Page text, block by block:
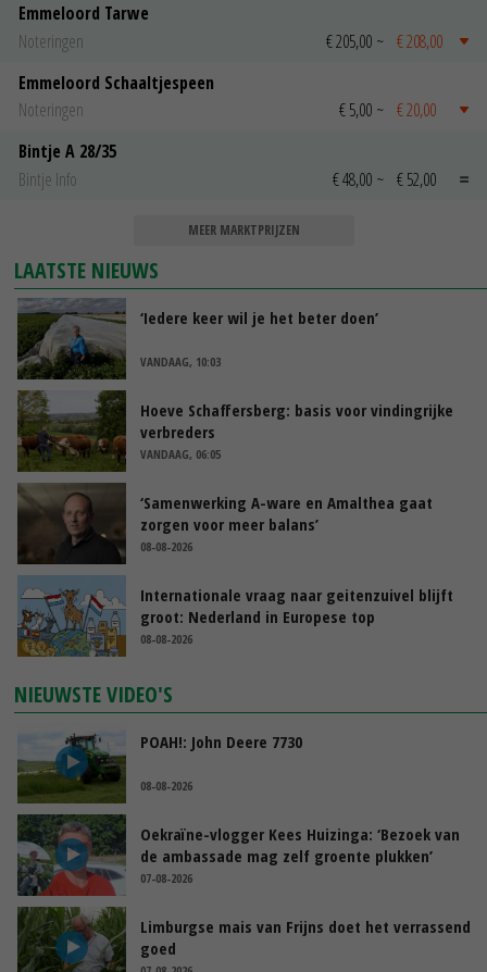
Emmeloord Tarwe
Noteringen
€ 205,00 ~ € 208,00
Emmeloord Schaaltjespeen
Noteringen
€ 5,00 ~ € 20,00
Bintje A 28/35
Bintje Info
€ 48,00 ~ € 52,00
MEER MARKTPRIJZEN
LAATSTE NIEUWS
‘Iedere keer wil je het beter doen’
VANDAAG, 10:03
Hoeve Schaffersberg: basis voor vindingrijke
verbreders
VANDAAG, 06:05
‘Samenwerking A-ware en Amalthea gaat
zorgen voor meer balans’
08-08-2026
Internationale vraag naar geitenzuivel blijft
groot: Nederland in Europese top
08-08-2026
NIEUWSTE VIDEO'S
POAH!: John Deere 7730
08-08-2026
Oekraïne-vlogger Kees Huizinga: ‘Bezoek van
de ambassade mag zelf groente plukken’
07-08-2026
Limburgse mais van Frijns doet het verrassend
goed